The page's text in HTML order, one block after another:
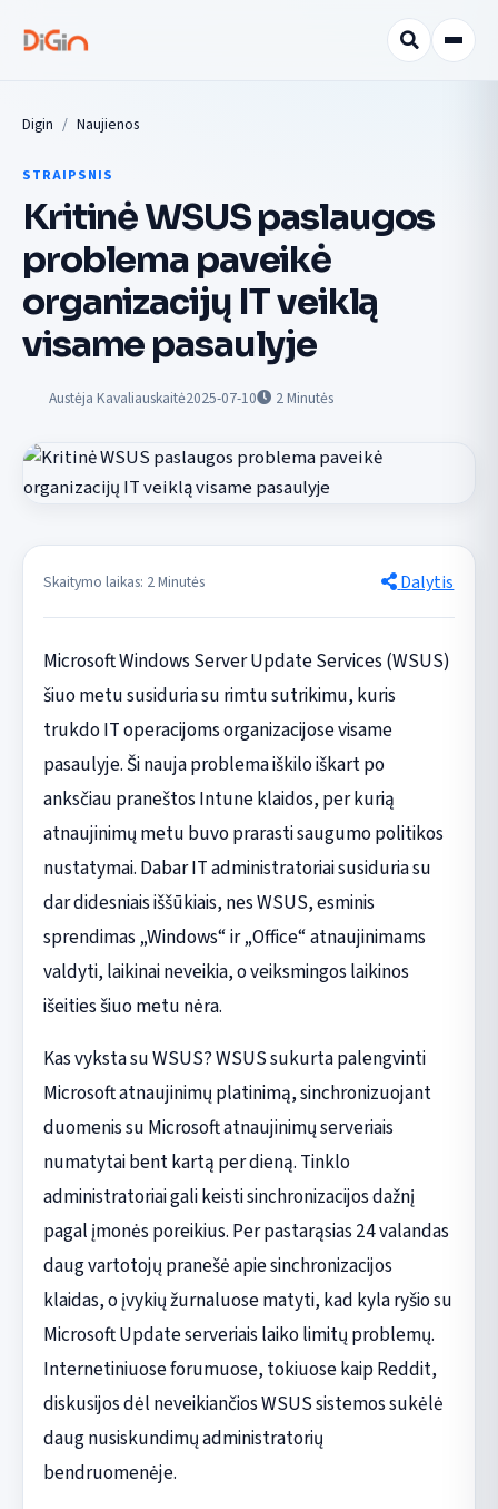
Digin Naujienos
STRAIPSNIS
Kritinė WSUS paslaugos
problema paveikė
organizacijų IT veiklą
visame pasaulyje
Austėja Kavaliauskaitė2025-07-10 2Minutės
Skaitymo laikas: 2 Minutės Dalytis
Microsoft Windows Server Update Services (WSUS)
šiuo metu susiduria su rimtu sutrikimu, kuris
trukdo IT operacijoms organizacijose visame
pasaulyje. Ši nauja problema iškilo iškart po
anksčiau praneštos Intune klaidos, per kurią
atnaujinimų metu buvo prarasti saugumo politikos
nustatymai. Dabar IT administratoriai susiduria su
dar didesniais iššūkiais, nes WSUS, esminis
sprendimas „Windows“ ir „Office“ atnaujinimams
valdyti, laikinai neveikia, o veiksmingos laikinos
išeities šiuo metu nėra.
Kas vyksta su WSUS? WSUS sukurta palengvinti
Microsoft atnaujinimų platinimą, sinchronizuojant
duomenis su Microsoft atnaujinimų serveriais
numatytai bent kartą per dieną. Tinklo
administratoriai gali keisti sinchronizacijos dažnį
pagal įmonės poreikius. Per pastarąsias 24 valandas
daug vartotojų pranešė apie sinchronizacijos
klaidas, o įvykių žurnaluose matyti, kad kyla ryšio su
Microsoft Update serveriais laiko limitų problemų.
Internetiniuose forumuose, tokiuose kaip Reddit,
diskusijos dėl neveikiančios WSUS sistemos sukėlė
daug nusiskundimų administratorių
bendruomenėje.